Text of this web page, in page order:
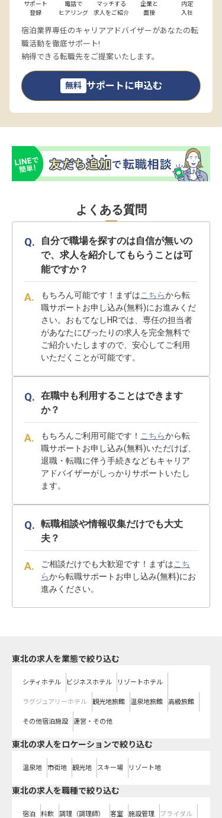
サポート
登録
電話で
ヒアリング
マッチする
求人をご紹介
企業と
面接
内定
入社
宿泊業界専任のキャリアアドバイザーがあなたの転
職活動を徹底サポート!
納得できる転職先をご提案いたします。
無料 サポートに申込む
よくある質問
自分で職場を探すのは自信が無いの
で、求人を紹介してもらうことは可
能ですか？
もちろん可能です！まずはこちらから転
職サポートお申し込み(無料)にお進みくだ
さい。おもてなしHRでは、専任の担当者
があなたにぴったりの求人を完全無料で
ご紹介いたしますので、安心してご利用
いただくことが可能です。
在職中も利用することはできます
か？
もちろんご利用可能です！ こちらから転
職サポートお申し込み(無料)いただけば、
退職・転職に伴う手続きなどもキャリア
アドバイザーがしっかりサポートいたし
ます。
転職相談や情報収集だけでも大丈
夫？
ご相談だけでも大歓迎です！まずはこち
らから転職サポートお申し込み(無料)にお
進みください。
東北の求人を業態で絞り込む
シティホテル ビジネスホテル リゾートホテル
ラグジュアリーホテル 観光地旅館 温泉地旅館 高級旅館
その他宿泊施設 運営・その他
東北の求人をロケーションで絞り込む
温泉地 市街地 観光地 スキー場 リゾート地
東北の求人を職種で絞り込む
宿泊 料飲 調理（調理師） 客室 施設管理 ブライダル